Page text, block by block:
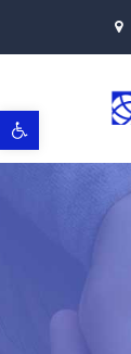
Abrir barra de herramientas